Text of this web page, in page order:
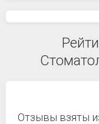
Отзывы взяты